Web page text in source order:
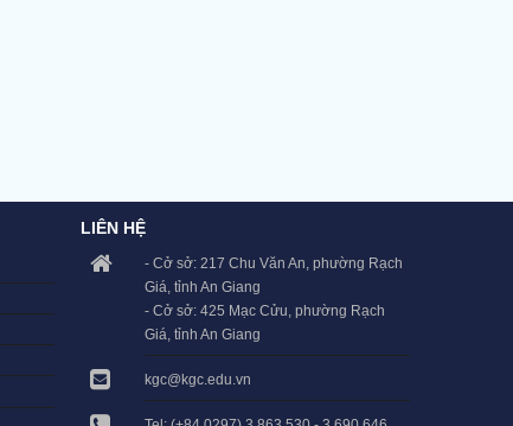
LIÊN HỆ
- Cở sở: 217 Chu Văn An, phường Rạch
Giá, tỉnh An Giang
- Cở sở: 425 Mạc Cửu, phường Rạch
Giá, tỉnh An Giang
kgc@kgc.edu.vn